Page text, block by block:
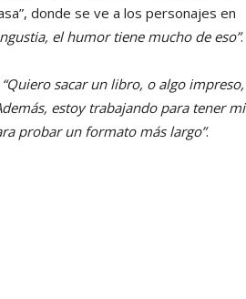
donde se ve a los personajes en
el humor tiene mucho de eso”.
“Quiero sacar un libro, o algo impreso,
estoy trabajando para tener mi
probar un formato más largo”.